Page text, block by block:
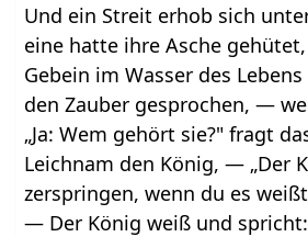
Und ein Streit erhob sich
eine hatte ihre Asche
Gebein im Wasser des
den Zauber gesprochen, —
„Ja: Wem gehört sie?" fragt
Leichnam den König, — „Der
zerspringen, wenn du es
— Der König weiß und